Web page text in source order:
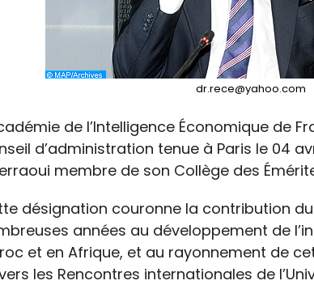
dr.rece@yahoo.com
de l’Intelligence Économique de
d’administration tenue à Paris le 04
membre de son Collège des
désignation couronne la contribution
années au développement de
et en Afrique, et au rayonnement de
les Rencontres internationales de